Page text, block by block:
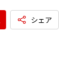
シェア